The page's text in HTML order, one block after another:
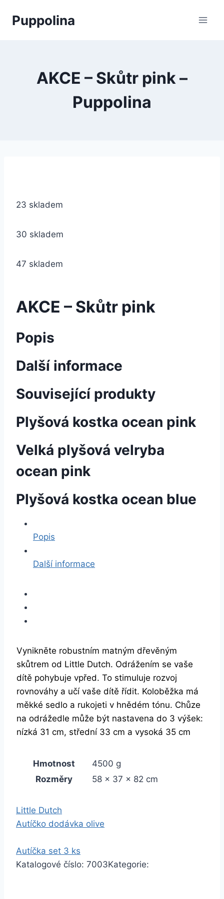
Puppolina
AKCE – Skůtr pink –
Puppolina
23 skladem
30 skladem
47 skladem
AKCE – Skůtr pink
Popis
Další informace
Související produkty
Plyšová kostka ocean pink
Velká plyšová velryba
ocean pink
Plyšová kostka ocean blue
Popis
Další informace
Vynikněte robustním matným dřevěným
skůtrem od Little Dutch. Odrážením se vaše
dítě pohybuje vpřed. To stimuluje rozvoj
rovnováhy a učí vaše dítě řídit. Koloběžka má
měkké sedlo a rukojeti v hnědém tónu. Chůze
na odrážedle může být nastavena do 3 výšek:
nízká 31 cm, střední 33 cm a vysoká 35 cm
Hmotnost
4500 g
Rozměry
58 × 37 × 82 cm
Little Dutch
Autíčko dodávka olive
Autíčka set 3 ks
Katalogové číslo: 7003Kategorie: